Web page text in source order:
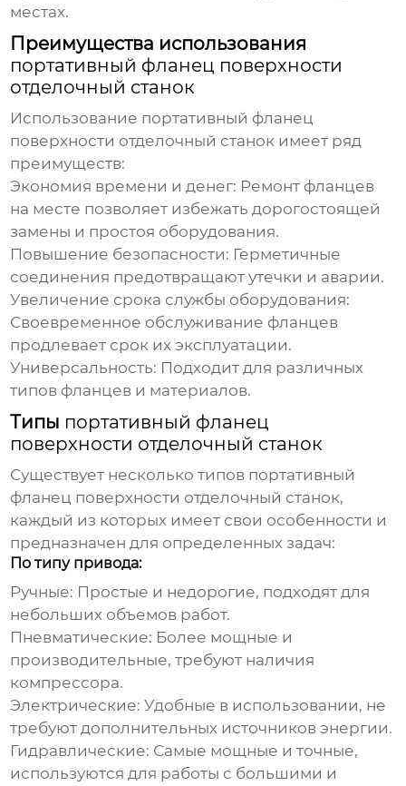
местах.
Преимущества использования
портативный фланец поверхности
отделочный станок
Использование портативный фланец
поверхности отделочный станок имеет ряд
преимуществ:
Экономия времени и денег: Ремонт фланцев
на месте позволяет избежать дорогостоящей
замены и простоя оборудования.
Повышение безопасности: Герметичные
соединения предотвращают утечки и аварии.
Увеличение срока службы оборудования:
Своевременное обслуживание фланцев
продлевает срок их эксплуатации.
Универсальность: Подходит для различных
типов фланцев и материалов.
Типы портативный фланец
поверхности отделочный станок
Существует несколько типов портативный
фланец поверхности отделочный станок,
каждый из которых имеет свои особенности и
предназначен для определенных задач:
По типу привода:
Ручные: Простые и недорогие, подходят для
небольших объемов работ.
Пневматические: Более мощные и
производительные, требуют наличия
компрессора.
Электрические: Удобные в использовании, не
требуют дополнительных источников энергии.
Гидравлические: Самые мощные и точные,
используются для работы с большими и